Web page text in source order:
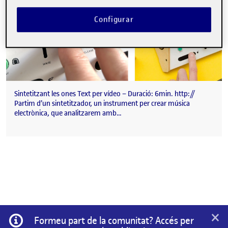
Sintetitzant les ones Text per vídeo – Duració: 6min. http://
Partim d’un sintetitzador, un instrument per crear música
electrònica, que analitzarem amb…
Informació
Formeu part de la comunitat? Accés per
×
Configurar